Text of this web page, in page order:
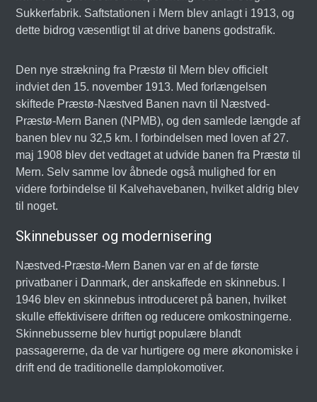
Sukkerfabrik. Saftstationen i Mern blev anlagt i 1913, og
dette bidrog væsentligt til at drive banens godstrafik.
Den nye strækning fra Præstø til Mern blev officielt
indviet den 15. november 1913. Med forlængelsen
skiftede Præstø-Næstved Banen navn til Næstved-
Præstø-Mern Banen (NPMB), og den samlede længde af
banen blev nu 32,5 km. I forbindelsen med loven af 27.
maj 1908 blev det vedtaget at udvide banen fra Præstø til
Mern. Selv samme lov åbnede også mulighed for en
videre forbindelse til Kalvehavebanen, hvilket aldrig blev
til noget.
Skinnebusser og modernisering
Næstved-Præstø-Mern Banen var en af de første
privatbaner i Danmark, der anskaffede en skinnebus. I
1946 blev en skinnebus introduceret på banen, hvilket
skulle effektivisere driften og reducere omkostningerne.
Skinnebusserne blev hurtigt populære blandt
passagererne, da de var hurtigere og mere økonomiske i
drift end de traditionelle damplokomotiver.